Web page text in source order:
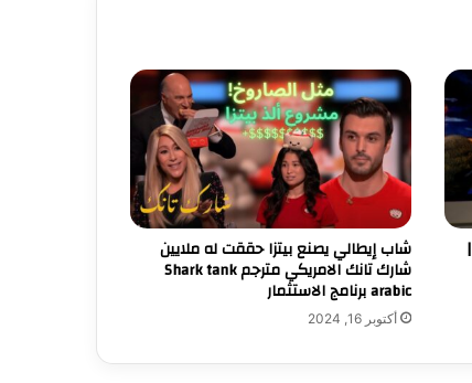
شاب إيطالي يصنع بيتزا حققت له ملايين
شارك تانك الامريكي مترجم Shark tank
arabic برنامج الاستثمار
أكتوبر 16, 2024